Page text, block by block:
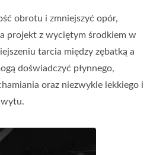
obrotu i zmniejszyć opór,
projekt z wyciętym środkiem w
tarcia między zębatką a
doświadczyć płynnego,
oraz niezwykle lekkiego i